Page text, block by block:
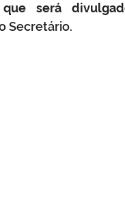
será
Secretário.